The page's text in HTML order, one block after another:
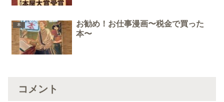
本
お勧め！お仕事漫画〜税金で買った
本〜
コメント